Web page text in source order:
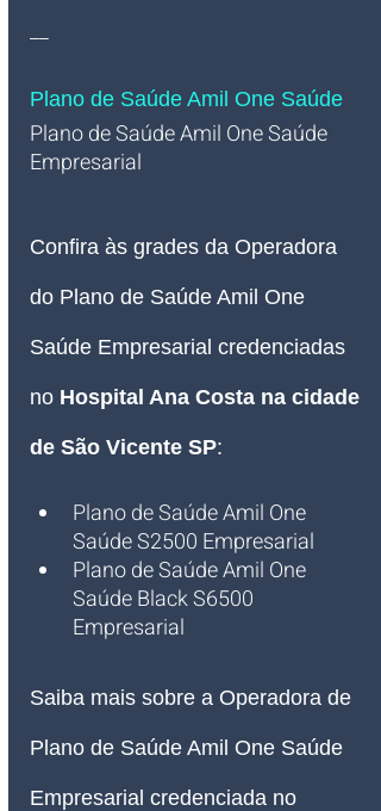
__
Plano de Saúde Amil One Saúde
Plano de Saúde Amil One Saúde
Empresarial
Confira às grades da Operadora
do Plano de Saúde Amil One
Saúde Empresarial credenciadas
no Hospital Ana Costa na cidade
de São Vicente SP:
Plano de Saúde Amil One
Saúde S2500 Empresarial
Plano de Saúde Amil One
Saúde Black S6500
Empresarial
Saiba mais sobre a Operadora de
Plano de Saúde Amil One Saúde
Empresarial credenciada no